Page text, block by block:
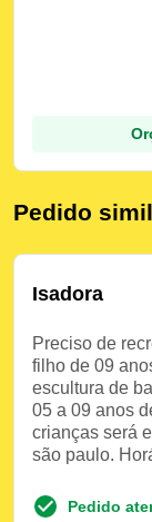
Pedido
Isadora
Preciso de
filho de 09
escultura de
05 a 09 anos
crianças será
são paulo.
Pedido